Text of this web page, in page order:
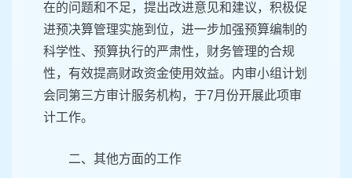
在的问题和不足，提出改进意见和建议，积极促
进预决算管理实施到位，进一步加强预算编制的
科学性、预算执行的严肃性，财务管理的合规
性，有效提高财政资金使用效益。内审小组计划
会同第三方审计服务机构，于7月份开展此项审
计工作。
二、其他方面的工作